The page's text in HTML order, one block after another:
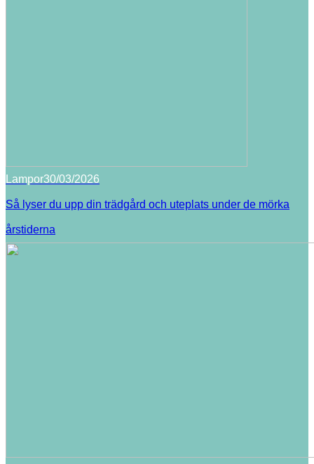
Lampor30/03/2026
Så lyser du upp din trädgård och uteplats under de mörka
årstiderna